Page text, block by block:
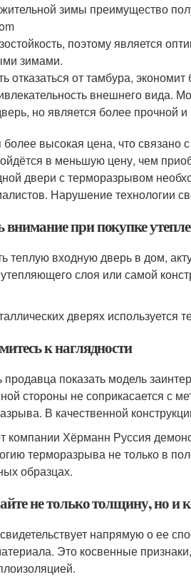
зимы преимущество
поэтому является
зимами.
отказаться от тамбура,
внешнего вида.
но является более прочной и
высокая цена, что
в меньшую цену, чем
двери с терморазрывом
Нарушение технологии
при покупке
теплую входную дверь в дом,
слоя или самой
дверях используется
к наглядности
показать модель
стороны не соприкасается с
В качественной
компании Хёрманн Руссия
терморазрыва не только в
образцах.
не только толщину, но и
напрямую о ее
Это косвенные